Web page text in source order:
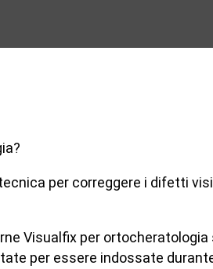
tecnica per correggere i difetti
Visualfix per
per essere indossate